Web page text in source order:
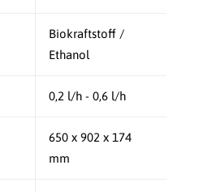
Biokraftstoff /
Ethanol
0,2 l/h - 0,6 l/h
650 x 902 x 174
mm